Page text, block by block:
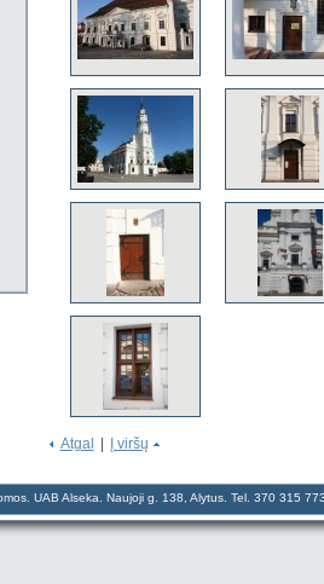
Atgal Į viršų
UAB Alseka. Naujoji g. 138, Alytus. Tel. 370 315